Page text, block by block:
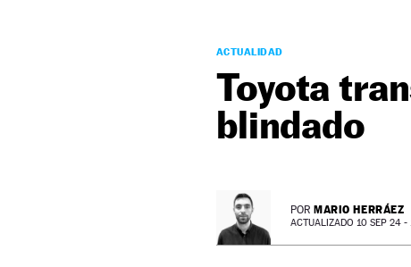
ACTUALIDAD
Toyota
blindado
POR MARIO HERRÁEZ
ACTUALIZADO 10 SEP 24 -